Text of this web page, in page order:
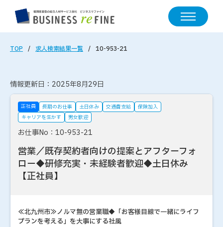
TOP 求人検索結果一覧 10-953-21
情報更新日：2025年8月29日
正社員 長期のお仕事 土日休み 交通費支給
保険加入
キャリアを生かす
男女歓迎
お仕事No：10-953-21
営業／既存契約者向けの提案とアフターフォ
ロー◆研修充実・未経験者歓迎◆土日休み
【正社員】
≪北九州市≫ノルマ無の営業職◆「お客様目線で一緒にライフ
プランを考える」を大事にする社風